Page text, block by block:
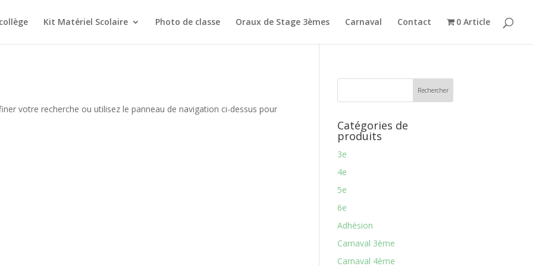
Kit Matériel Scolaire Photo de classe Oraux de Stage 3èmes Carnaval Contact 0 Article
votre recherche ou utilisez le panneau de navigation ci-dessus pour
Catégories de
produits
3e
4e
5e
6e
Adhésion
Carnaval 3ème
Carnaval 4ème